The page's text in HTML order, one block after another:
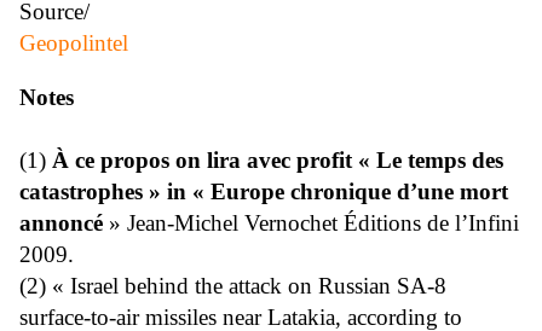
Source/
Geopolintel
Notes
(1) À ce propos on lira avec profit « Le temps des
catastrophes » in « Europe chronique d’une mort
annoncé » Jean-Michel Vernochet Éditions de l’Infini
2009.
(2) « Israel behind the attack on Russian SA-8
surface-to-air missiles near Latakia, according to